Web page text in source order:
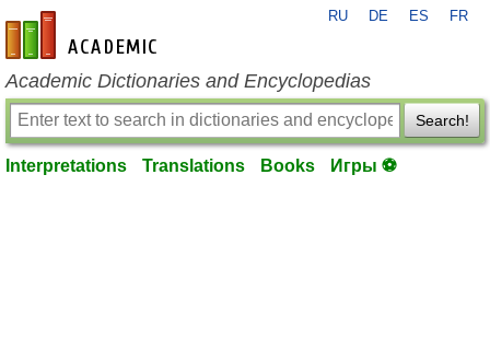
en-academic.com
RU DE ES FR
Academic Dictionaries and Encyclopedias
Search!
Interpretations Translations Books Игры ⚽